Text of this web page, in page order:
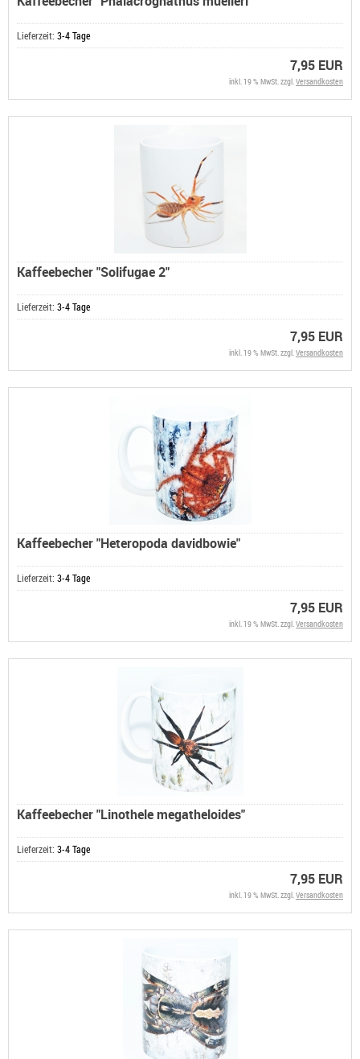
Lieferzeit: 3-4 Tage
7,95 EUR
inkl. 19 % MwSt. zzgl.Versandkosten
Kaffeebecher "Solifugae 2"
Lieferzeit: 3-4 Tage
7,95 EUR
inkl. 19 % MwSt. zzgl.Versandkosten
Kaffeebecher "Heteropoda davidbowie"
Lieferzeit: 3-4 Tage
7,95 EUR
inkl. 19 % MwSt. zzgl.Versandkosten
Kaffeebecher "Linothele megatheloides"
Lieferzeit: 3-4 Tage
7,95 EUR
inkl. 19 % MwSt. zzgl.Versandkosten